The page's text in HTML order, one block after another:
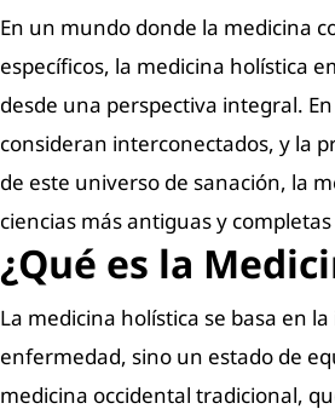
En un mundo donde la medicina
específicos, la medicina holística
desde una perspectiva integral.
consideran interconectados, y la
de este universo de sanación, la
ciencias más antiguas y
¿Qué es la
La medicina holística se basa en
enfermedad, sino un estado de
medicina occidental tradicional,